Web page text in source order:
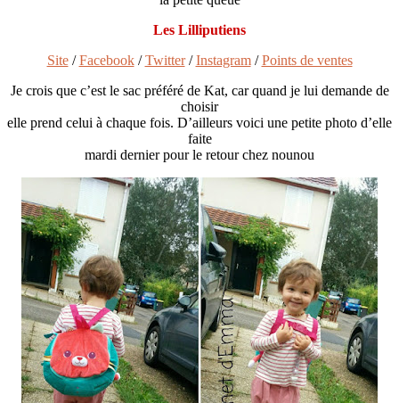
Les Lilliputiens
Site/Facebook/Twitter/Instagram/Points de ventes
Je crois que c’est le sac préféré de Kat, car quand je lui demande de
choisir
elle prend celui à chaque fois. D’ailleurs voici une petite photo d’elle
faite
mardi dernier pour le retour chez nounou